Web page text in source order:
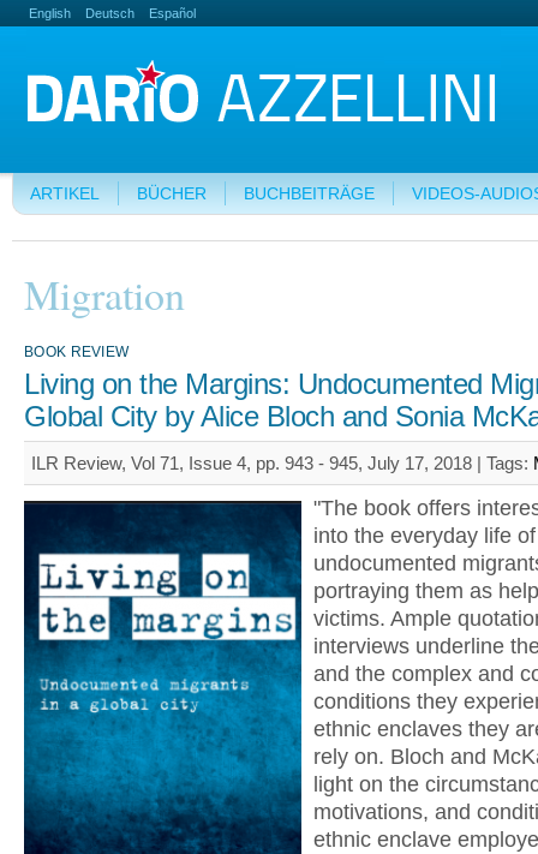
English Deutsch Español
ARTIKEL BÜCHER BUCHBEITRÄGE VIDEOS-
Migration
BOOK REVIEW
Living on the Margins: Undocumented
Global City by Alice Bloch and Sonia
ILR Review, Vol 71, Issue 4, pp. 943 - 945, July 17, 2018 | Tags:
"The book offers
into the everyday life of
undocumented
portraying them as
victims. Ample
interviews underline
and the complex and
conditions they
ethnic enclaves they
rely on. Bloch and
light on the
motivations, and
ethnic enclave